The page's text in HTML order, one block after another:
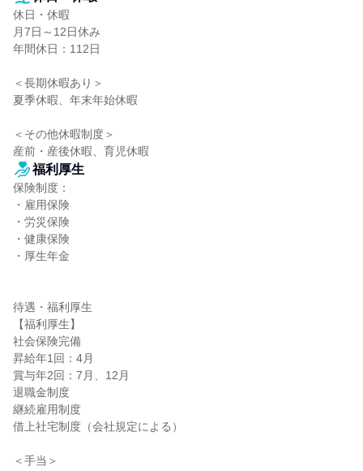
休日・休暇
月7日～12日休み
年間休日：112日
＜長期休暇あり＞
夏季休暇、年末年始休暇
＜その他休暇制度＞
産前・産後休暇、育児休暇
福利厚生
保険制度：
・雇用保険
・労災保険
・健康保険
・厚生年金
待遇・福利厚生
【福利厚生】
社会保険完備
昇給年1回：4月
賞与年2回：7月、12月
退職金制度
継続雇用制度
借上社宅制度（会社規定による）
＜手当＞